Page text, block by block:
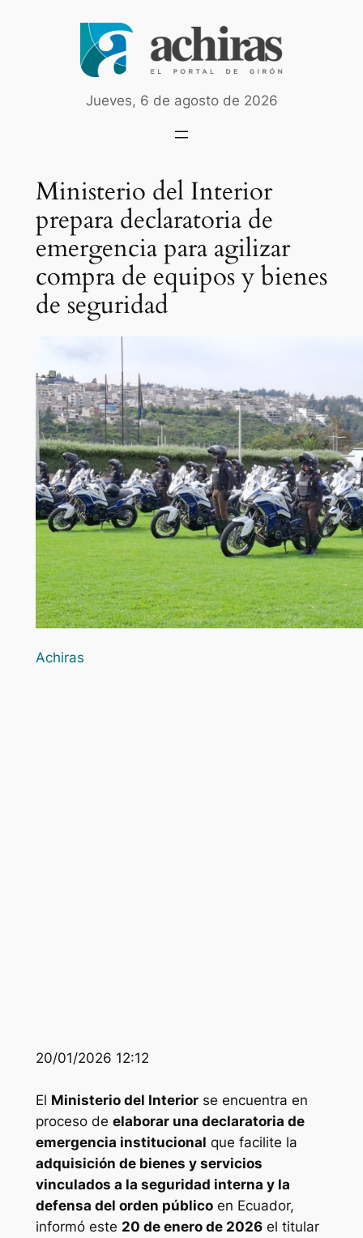
Jueves, 6 de agosto de 2026
Ministerio del Interior
prepara declaratoria de
emergencia para agilizar
compra de equipos y bienes
de seguridad
Achiras
20/01/2026 12:12
El Ministerio del Interiorse encuentra en
proceso de elaborar una declaratoria de
emergencia institucional que facilite la
adquisición de bienes y servicios
vinculados a la seguridad interna y la
defensa del orden públicoen Ecuador,
informó este 20 de enero de 2026el titular